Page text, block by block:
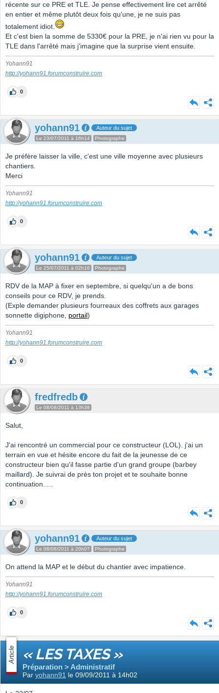
récente sur ce PRE et TLE. Je pense effectivement lire cet arrêté
en entier et même plutôt deux fois qu'une, je ne suis pas
totalement idiot.
Et c'est bien la somme de 5330€ pour la PRE, je n'ai rien vu pour la
TLE dans l'arrêté mais j'imagine que la surprise vient ensuite.
Yohann91
http://yohann91.forumconstruire.com
0
yohann91 Auteur du sujet
Le 23/07/2011 à 16h14 Photographe
Je préfère laisser la ville, c'est une ville moyenne avec plusieurs
chantiers.
Merci
Yohann91
http://yohann91.forumconstruire.com
0
yohann91 Auteur du sujet
Le 25/07/2011 à 02h16 Photographe
RDV de la MAP à fixer en septembre, si quelqu'un a de bons
conseils pour ce RDV, je prends.
(Exple demander plusieurs fourreaux des coffrets aux garages
sonnette digiphone, portail)
Yohann91
http://yohann91.forumconstruire.com
0
fredfredb
Le 08/08/2011 à 13h38
Salut,
J'ai rencontré un commercial pour ce constructeur (LOL). j'ai un
terrain en vue et hésite encore du fait de la jeunesse de ce
constructeur bien qu'il fasse partie d'un grand groupe (barbey
maillard). Je suivrai de près ton projet et te souhaite bonne
continuation.....
0
yohann91 Auteur du sujet
Le 08/08/2011 à 20h07 Photographe
On attend la MAP et le début du chantier avec impatience.
Yohann91
http://yohann91.forumconstruire.com
0
Article « LES TAXES »
Préparation > Administratif
Par yohann91 le 09/09/2011 à 14h02